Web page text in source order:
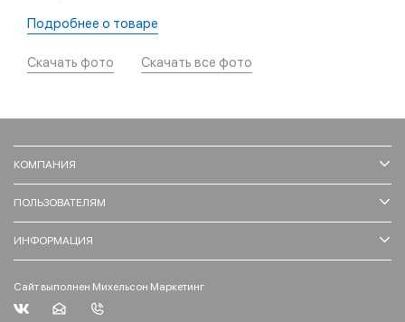
Подробнее о товаре
Скачать фото Скачать все фото
КОМПАНИЯ
ПОЛЬЗОВАТЕЛЯМ
ИНФОРМАЦИЯ
Сайт выполнен Михельсон Маркетинг